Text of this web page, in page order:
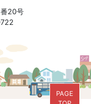
20号
PAGE